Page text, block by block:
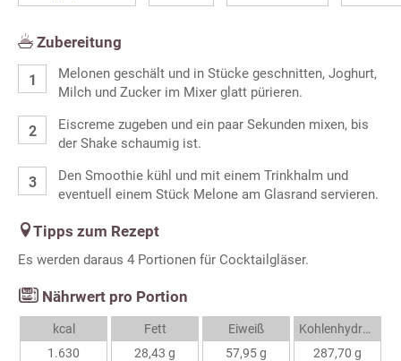
Zubereitung
Melonen geschält und in Stücke geschnitten, Joghurt,
Milch und Zucker im Mixer glatt pürieren.
Eiscreme zugeben und ein paar Sekunden mixen, bis
der Shake schaumig ist.
Den Smoothie kühl und mit einem Trinkhalm und
eventuell einem Stück Melone am Glasrand servieren.
Tipps zum Rezept
Es werden daraus 4 Portionen für Cocktailgläser.
Nährwert pro Portion
kcal
1.630
Fett
28,43 g
Eiweiß
57,95 g
Kohlenhydrate
287,70 g